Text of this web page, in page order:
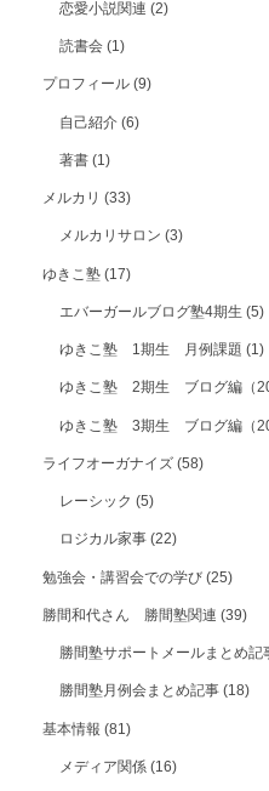
恋愛小説関連(2)
読書会(1)
プロフィール(9)
自己紹介(6)
著書(1)
メルカリ(33)
メルカリサロン(3)
ゆきこ塾(17)
エバーガールブログ塾4期生(5)
ゆきこ塾 1期生 月例課題(1)
ゆきこ塾 2期生 ブログ編（
ゆきこ塾 3期生 ブログ編（
ライフオーガナイズ(58)
レーシック(5)
ロジカル家事(22)
勉強会・講習会での学び(25)
勝間和代さん 勝間塾関連(39)
勝間塾サポートメールまとめ
勝間塾月例会まとめ記事(18)
基本情報(81)
メディア関係(16)